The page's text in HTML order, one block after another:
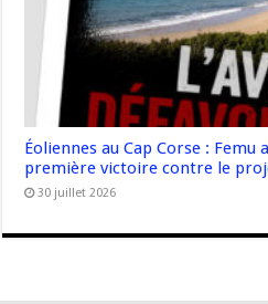
Éoliennes au Cap Corse : Femu
première victoire contre le
30 juillet 2026